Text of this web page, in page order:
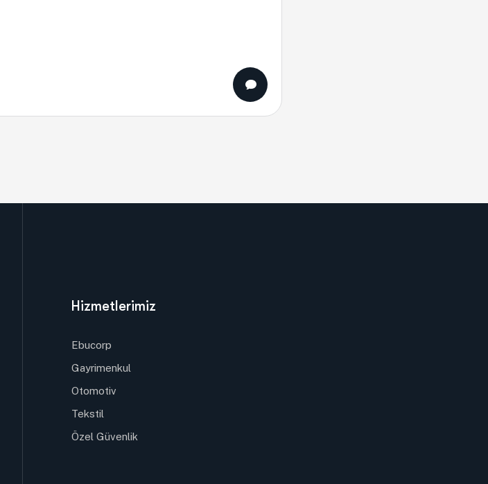
Hizmetlerimiz
Ebucorp
Gayrimenkul
Otomotiv
Tekstil
Özel Güvenlik